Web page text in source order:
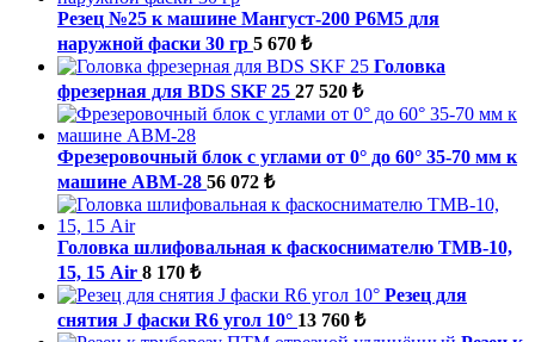
Резец №25 к машине Мангуст-200 Р6М5 для
наружной фаски 30 гр 5 670 ₺
Головка
фрезерная для BDS SKF 25 27 520 ₺
Фрезеровочный блок с углами от 0° до 60° 35-70 мм к
машине ABM-28 56 072 ₺
Головка шлифовальная к фаскоснимателю ТМВ-10,
15, 15 Air 8 170 ₺
Резец для
снятия J фаски R6 угол 10° 13 760 ₺